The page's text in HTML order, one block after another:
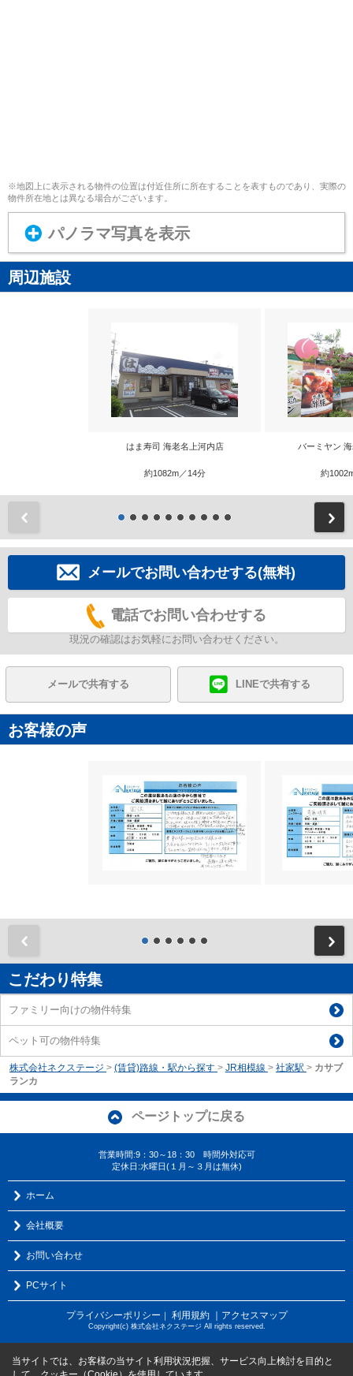
※地図上に表示される物件の位置は付近住所に所在することを表すものであり、実際の
物件所在地とは異なる場合がございます。
パノラマ写真を表示
周辺施設
はま寿司 海老名上河内店
約1082m／14分
バーミヤン
約
メールでお問い合わせする(無料)
電話でお問い合わせする
現況の確認はお気軽にお問い合わせください。
メールで共有する LINEで共有する
お客様の声
こだわり特集
ファミリー向けの物件特集
ペット可の物件特集
株式会社ネクステージ > (賃貸)路線・駅から探す > JR相模線 > 社家駅 > カサブ
ランカ
ページトップに戻る
営業時間:9：30～18：30 時間外対応可
定休日:水曜日(１月～３月は無休)
ホーム
会社概要
お問い合わせ
PCサイト
プライバシーポリシー ｜ 利用規約 ｜アクセスマップ
Copyright(c) 株式会社ネクステージ All rights reserved.
当サイトでは、お客様の当サイト利用状況把握、サービス向上検討を目的と